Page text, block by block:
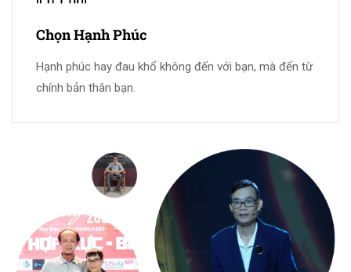
Chọn Hạnh Phúc
Hạnh phúc hay đau khổ không đến với bạn, mà đến từ
chính bản thân bạn.